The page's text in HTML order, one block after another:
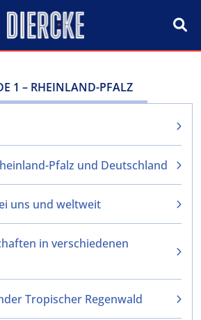
1 – RHEINLAND-PFALZ
Pfalz und Deutschland
uns und weltweit
in verschiedenen
Tropischer Regenwald